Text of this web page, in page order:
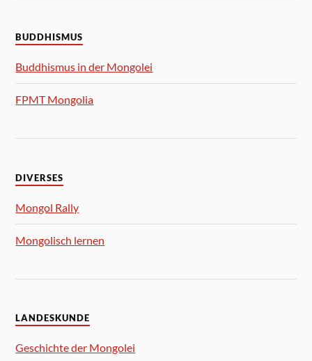
BUDDHISMUS
Buddhismus in der Mongolei
FPMT Mongolia
DIVERSES
Mongol Rally
Mongolisch lernen
LANDESKUNDE
Geschichte der Mongolei